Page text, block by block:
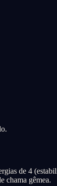
de 4
chama gêmea.